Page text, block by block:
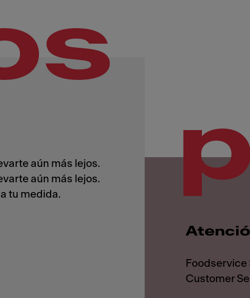
aún más lejos.
aún más lejos.
Foodservice
Customer